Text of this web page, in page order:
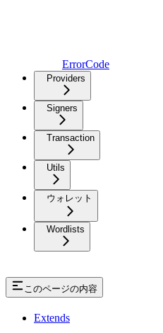
ErrorCode
Providers
Signers
Transaction
Utils
ウォレット
Wordlists
このページの内容
Extends